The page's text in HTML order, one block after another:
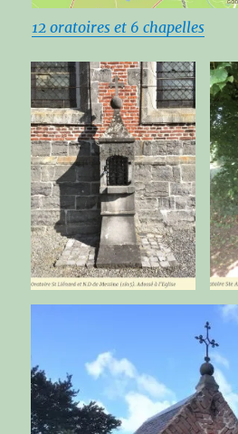
12 oratoires et 6 chapelles